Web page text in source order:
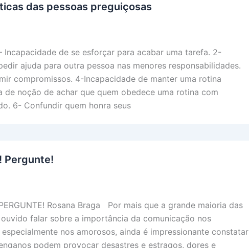
das pessoas preguiçosas
Incapacidade de se esforçar para acabar uma tarefa. 2-
ajuda para outra pessoa nas menores responsabilidades.
compromissos. 4-Incapacidade de manter uma rotina
de noção de achar que quem obedece uma rotina com
6- Confundir quem honra seus
Pergunte!
Rosana Braga Por mais que a grande maioria das
falar sobre a importância da comunicação nos
nos amorosos, ainda é impressionante constatar
podem provocar desastres e estragos, dores e